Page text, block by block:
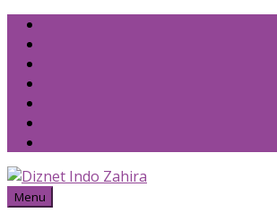
Skip
content
Menu